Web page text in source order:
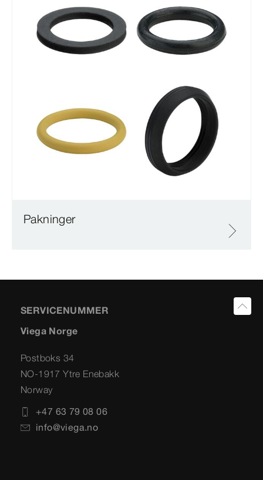
Pakninger
SERVICENUMMER
Viega Norge
Postboks 34
NO-1917 Ytre Enebakk
Norway
+47 63 79 08 06
info@viega.no